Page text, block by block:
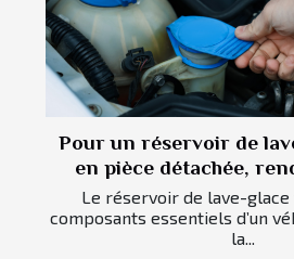
Pour un réservoir de
en pièce détachée,
Le réservoir de lave-
composants essentiels d’un
la...